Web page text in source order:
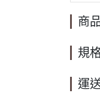
商
規
運